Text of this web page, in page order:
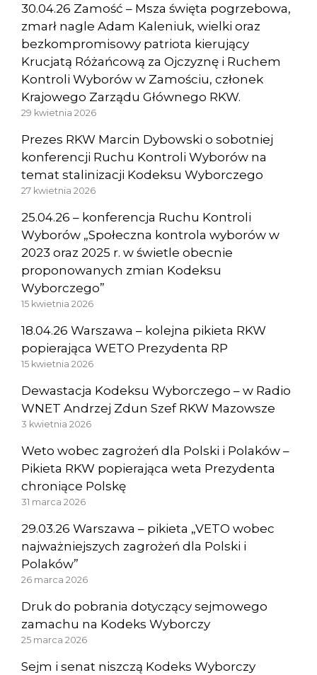
30.04.26 Zamość – Msza święta pogrzebowa,
zmarł nagle Adam Kaleniuk, wielki oraz
bezkompromisowy patriota kierujący
Krucjatą Różańcową za Ojczyznę i Ruchem
Kontroli Wyborów w Zamościu, członek
Krajowego Zarządu Głównego RKW.
29 kwietnia 2026
Prezes RKW Marcin Dybowski o sobotniej
konferencji Ruchu Kontroli Wyborów na
temat stalinizacji Kodeksu Wyborczego
27 kwietnia 2026
25.04.26 – konferencja Ruchu Kontroli
Wyborów „Społeczna kontrola wyborów w
2023 oraz 2025 r. w świetle obecnie
proponowanych zmian Kodeksu
Wyborczego”
15 kwietnia 2026
18.04.26 Warszawa – kolejna pikieta RKW
popierająca WETO Prezydenta RP
15 kwietnia 2026
Dewastacja Kodeksu Wyborczego – w Radio
WNET Andrzej Zdun Szef RKW Mazowsze
3 kwietnia 2026
Weto wobec zagrożeń dla Polski i Polaków –
Pikieta RKW popierająca weta Prezydenta
chroniące Polskę
31 marca 2026
29.03.26 Warszawa – pikieta „VETO wobec
najważniejszych zagrożeń dla Polski i
Polaków”
26 marca 2026
Druk do pobrania dotyczący sejmowego
zamachu na Kodeks Wyborczy
25 marca 2026
Sejm i senat niszczą Kodeks Wyborczy